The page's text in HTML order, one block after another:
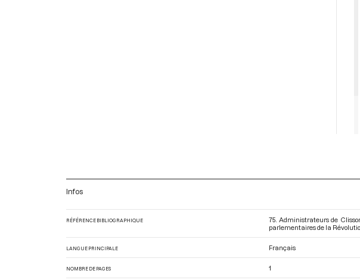
Infos
RÉFÉRENCE BIBLIOGRAPHIQUE
75. Administrateurs de
parlementaires de la
LANGUE PRINCIPALE Français
NOMBRE DE PAGES 1